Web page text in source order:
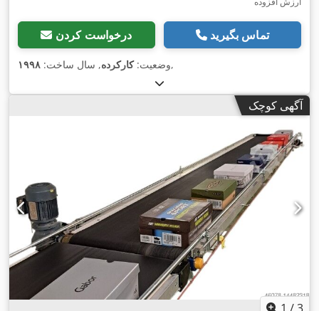
درخواست کردن تماس بگیرید
وضعیت:کارکرده, سال ساخت: ۱۹۹۸ ,
آگهی کوچک